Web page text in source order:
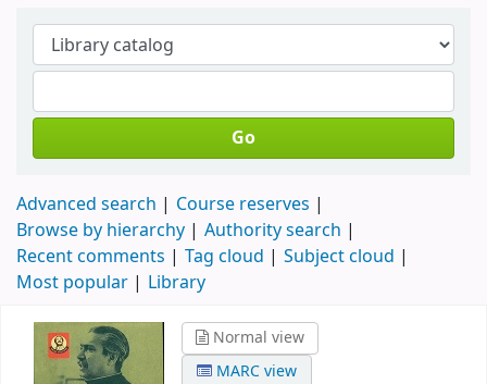
Go
Advanced search
Course reserves
Browse by hierarchy
Authority search
Recent comments
Tag cloud
Subject cloud
Most popular
Library
Normal view
MARC view